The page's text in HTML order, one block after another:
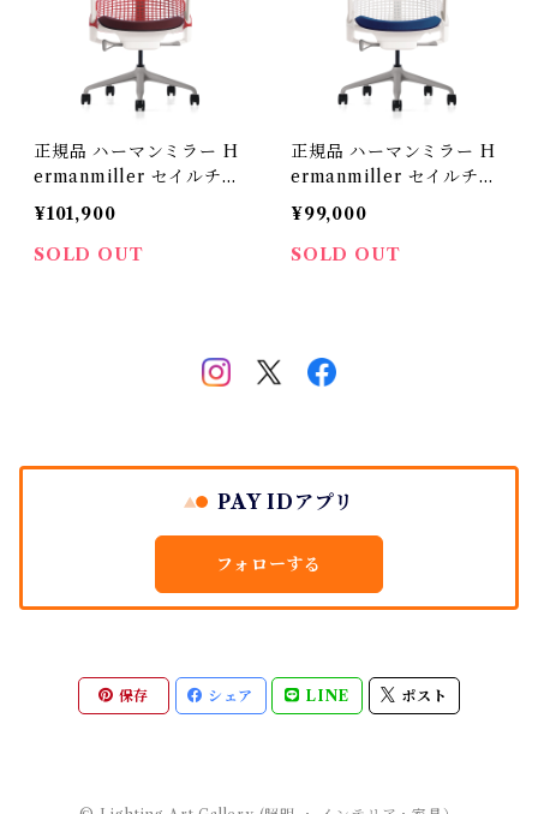
正規品 ハーマンミラー H
ermanmiller セイルチェ
ア ベーシック レッド / ル
ージュ AS1YA23HAN265
BBRO829112
¥101,900
SOLD OUT
正規品 ハーマンミラー H
ermanmiller セイルチェ
ア ベーシック スタジオホ
ワイト / プール AS1YA23
HAN265BB98639106
¥99,000
SOLD OUT
PAY IDアプリ
フォローする
保存 シェア LINE ポスト